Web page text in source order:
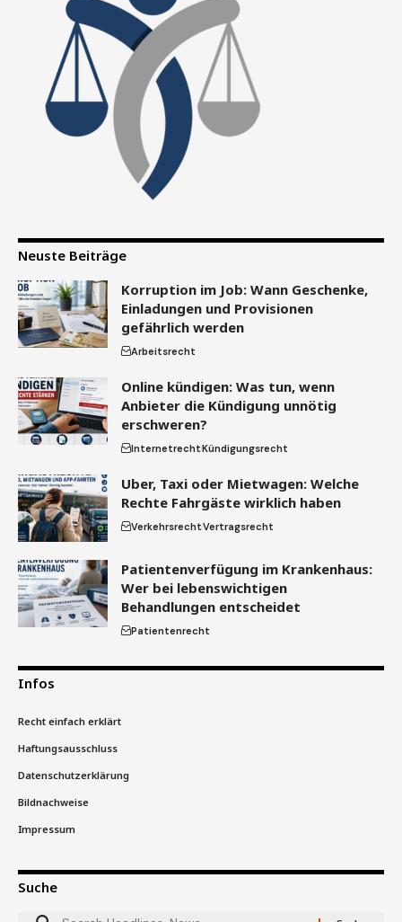
Neuste Beiträge
Korruption im Job: Wann Geschenke,
Einladungen und Provisionen
gefährlich werden
Arbeitsrecht
Online kündigen: Was tun, wenn
Anbieter die Kündigung unnötig
erschweren?
InternetrechtKündigungsrecht
Uber, Taxi oder Mietwagen: Welche
Rechte Fahrgäste wirklich haben
VerkehrsrechtVertragsrecht
Patientenverfügung im Krankenhaus:
Wer bei lebenswichtigen
Behandlungen entscheidet
Patientenrecht
Infos
Recht einfach erklärt
Haftungsausschluss
Datenschutzerklärung
Bildnachweise
Impressum
Suche